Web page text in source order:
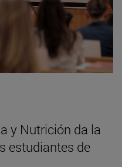
y Nutrición da la
estudiantes de